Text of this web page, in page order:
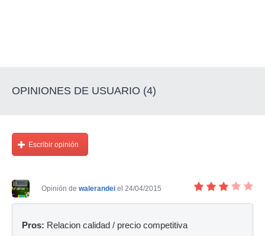
OPINIONES DE USUARIO (4)
Escribir opinión
Opinión de walerandei el 24/04/2015
Pros: Relacion calidad / precio competitiva